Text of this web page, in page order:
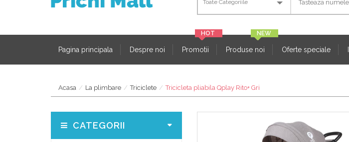
Pagina principala Despre noi Promotii Produse noi Oferte speciale
Acasa La plimbare Triciclete Tricicleta pliabila Qplay Rito+ Gri
CATEGORII